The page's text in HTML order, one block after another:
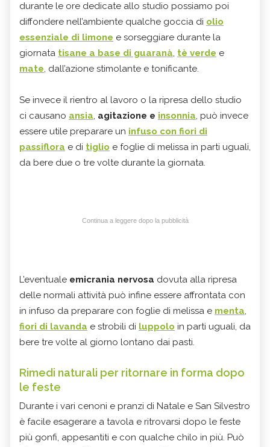
durante le ore dedicate allo studio possiamo poi
diffondere nell’ambiente qualche goccia di olio
essenziale di limone e sorseggiare durante la
giornata tisane a base di guaranà, tè verde e
mate, dall’azione stimolante e tonificante.
Se invece il rientro al lavoro o la ripresa dello studio
ci causano ansia, agitazione e insonnia, può invece
essere utile preparare un infuso con fiori di
passiflora e di tiglio e foglie di melissa in parti uguali,
da bere due o tre volte durante la giornata.
Continua a leggere dopo la pubblicità
L’eventuale emicrania nervosa dovuta alla ripresa
delle normali attività può infine essere affrontata con
in infuso da preparare con foglie di melissa e menta,
fiori di lavanda e strobili di luppolo in parti uguali, da
bere tre volte al giorno lontano dai pasti.
Rimedi naturali per ritornare in forma dopo
le feste
Durante i vari cenoni e pranzi di Natale e San Silvestro
è facile esagerare a tavola e ritrovarsi dopo le feste
più gonfi, appesantiti e con qualche chilo in più. Può